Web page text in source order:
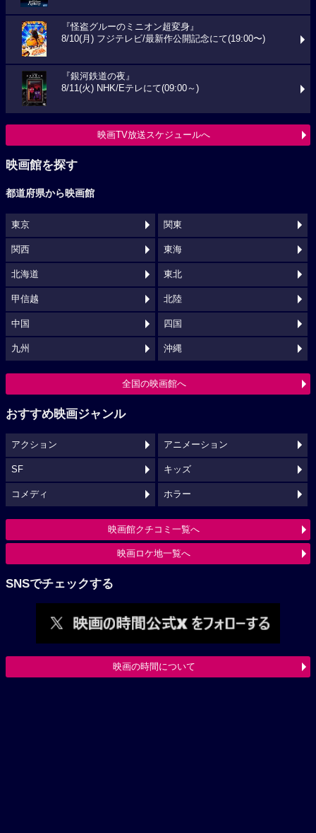
『怪盗グルーのミニオン超変身』
8/10(月) フジテレビ/最新作公開記念にて(19:00〜)
『銀河鉄道の夜』
8/11(火) NHK/Eテレにて(09:00～)
映画TV放送スケジュールへ
映画館を探す
都道府県から映画館
東京 関東
関西 東海
北海道 東北
甲信越 北陸
中国 四国
九州 沖縄
全国の映画館へ
おすすめ映画ジャンル
アクション アニメーション
SF キッズ
コメディ ホラー
映画館クチコミ一覧へ
映画ロケ地一覧へ
SNSでチェックする
映画の時間について